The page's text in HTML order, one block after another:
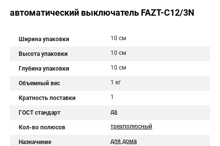
автоматический выключатель FAZT-C12/3N
Ширина упаковки 10 см
Высота упаковки 10 см
Глубина упаковки 10 см
Объемный вес 1 кг
Кратность поставки 1
ГОСТ стандарт да
Кол-во полюсов трехполюсный
Назначение для дома